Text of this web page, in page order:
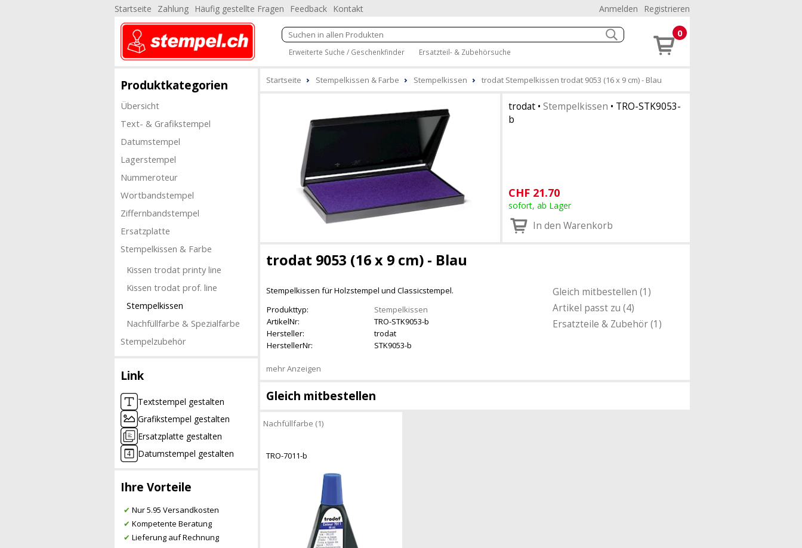
Startseite Zahlung Häufig gestellte Fragen Feedback Kontakt Anmelden Registrieren
Erweiterte Suche / Geschenkfinder Ersatzteil- & Zubehörsuche
0
Produktkategorien
Übersicht
Text- & Grafikstempel
Datumstempel
Lagerstempel
Nummeroteur
Wortbandstempel
Ziffernbandstempel
Ersatzplatte
Stempelkissen & Farbe
Kissen trodat printy line
Kissen trodat prof. line
Stempelkissen
Nachfüllfarbe & Spezialfarbe
Stempelzubehör
Link
Textstempel gestalten
Grafikstempel gestalten
Ersatzplatte gestalten
Datumstempel gestalten
Ihre Vorteile
✔ Nur 5.95 Versandkosten
✔ Kompetente Beratung
✔ Lieferung auf Rechnung
Startseite Stempelkissen & Farbe Stempelkissen trodat Stempelkissen trodat 9053 (16 x 9 cm) - Blau
trodat • Stempelkissen • TRO-STK9053-
b
CHF 21.70
sofort, ab Lager
In den Warenkorb
trodat 9053 (16 x 9 cm) - Blau
Stempelkissen für Holzstempel und Classicstempel.
Produkttyp:
Stempelkissen
ArtikelNr:
TRO-STK9053-b
Hersteller:
trodat
HerstellerNr:
STK9053-b
Gleich mitbestellen (1)
Artikel passt zu (4)
Ersatzteile & Zubehör (1)
mehr Anzeigen
Gleich mitbestellen
Nachfüllfarbe (1)
TRO-7011-b